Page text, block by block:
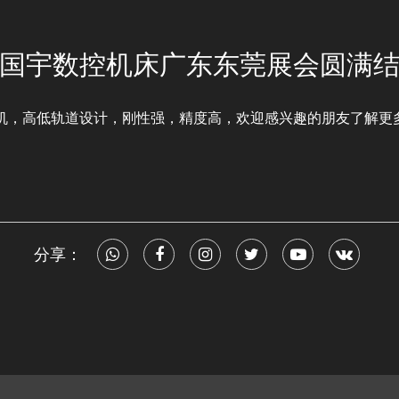
宇数控机床广东东莞展会圆满结
高低轨道设计，刚性强，精度高，欢迎感兴趣的朋友了解更
分享：